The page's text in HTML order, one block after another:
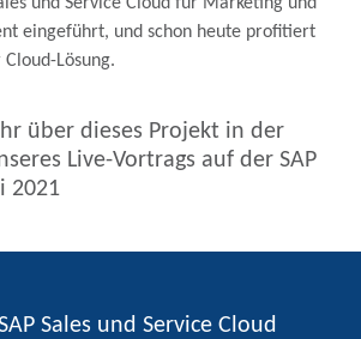
eingeführt, und schon heute profitiert
Lösung.
über dieses Projekt in der
Live-Vortrags auf der SAP
2021
Sales und Service Cloud